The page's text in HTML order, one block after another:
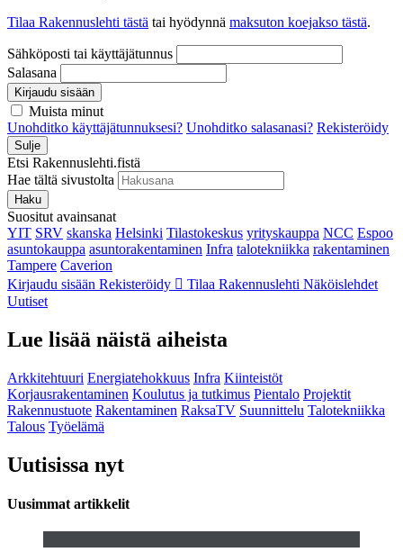
Tilaa Rakennuslehti tästä tai hyödynnä maksuton koejakso tästä.
Sähköposti tai käyttäjätunnus
Salasana
Kirjaudu sisään
Muista minut
Unohditko käyttäjätunnuksesi? Unohditko salasanasi? Rekisteröidy
Sulje
Etsi Rakennuslehti.fistä
Hae tältä sivustolta
Haku
Suositut avainsanat
YIT SRV skanska Helsinki Tilastokeskus yrityskauppa NCC Espoo
asuntokauppa asuntorakentaminen Infra talotekniikka rakentaminen
Tampere Caverion
Kirjaudu sisään Rekisteröidy Tilaa Rakennuslehti Näköislehdet
Uutiset
Lue lisää näistä aiheista
Arkkitehtuuri Energiatehokkuus Infra Kiinteistöt
Korjausrakentaminen Koulutus ja tutkimus Pientalo Projektit
Rakennustuote Rakentaminen RaksaTV Suunnittelu Talotekniikka
Talous Työelämä
Uutisissa nyt
Uusimmat artikkelit